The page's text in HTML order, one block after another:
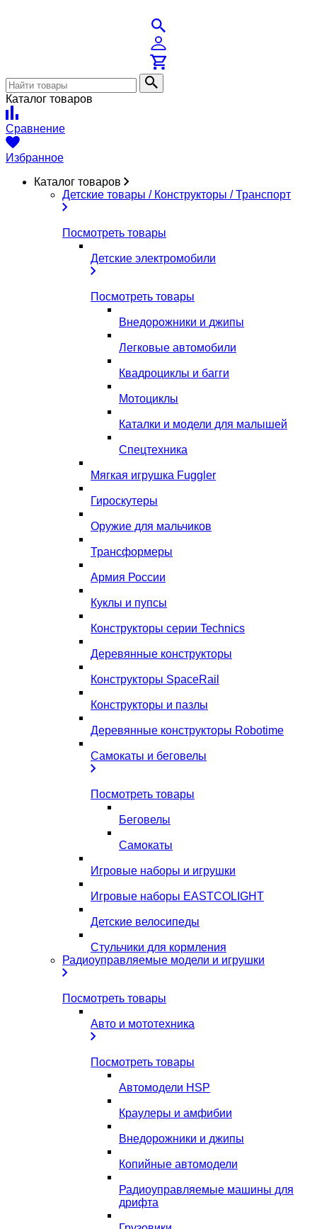
Каталог товаров
Сравнение
Избранное
Каталог товаров
Детские товары / Конструкторы / Транспорт
Посмотреть товары
Детские электромобили
Посмотреть товары
Внедорожники и джипы
Легковые автомобили
Квадроциклы и багги
Мотоциклы
Каталки и модели для малышей
Спецтехника
Мягкая игрушка Fuggler
Гироскутеры
Оружие для мальчиков
Трансформеры
Армия России
Куклы и пупсы
Конструкторы серии Technics
Деревянные конструкторы
Конструкторы SpaceRail
Конструкторы и пазлы
Деревянные конструкторы Robotime
Самокаты и беговелы
Посмотреть товары
Беговелы
Самокаты
Игровые наборы и игрушки
Игровые наборы EASTCOLIGHT
Детские велосипеды
Стульчики для кормления
Радиоуправляемые модели и игрушки
Посмотреть товары
Авто и мототехника
Посмотреть товары
Автомодели HSP
Краулеры и амфибии
Внедорожники и джипы
Копийные автомодели
Радиоуправляемые машины для
дрифта